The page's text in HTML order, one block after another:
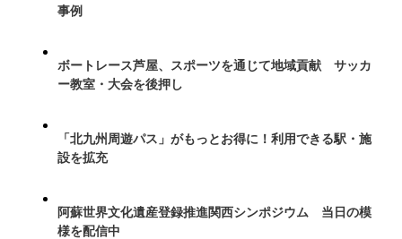
事例
ボートレース芦屋、スポーツを通じて地域貢献 サッカ
ー教室・大会を後押し
「北九州周遊パス」がもっとお得に！利用できる駅・施
設を拡充
阿蘇世界文化遺産登録推進関西シンポジウム 当日の模
様を配信中